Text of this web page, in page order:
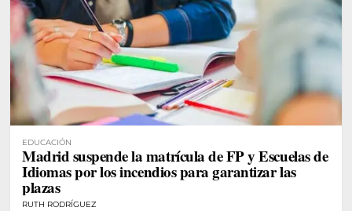
EDUCACIÓN
Madrid suspende la matrícula de FP y Escuelas de
Idiomas por los incendios para garantizar las
plazas
RUTH RODRÍGUEZ